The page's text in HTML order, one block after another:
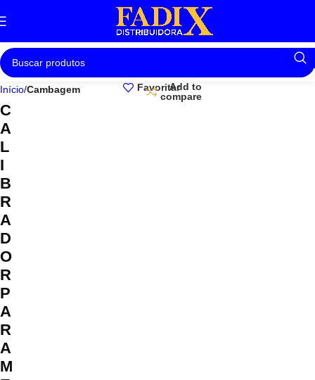
Início Cambagem FavoritarAdd to
compare
C
A
L
I
B
R
A
D
O
R
P
A
R
A
M